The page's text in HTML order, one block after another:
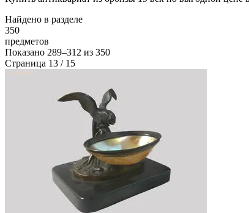
Найдено в разделе
350
предметов
Показано 289–312 из 350
Страница 13 / 15